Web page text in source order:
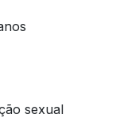
sexual